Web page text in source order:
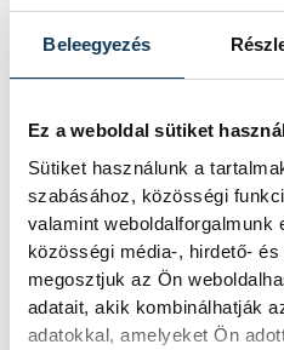
Beleegyezés
Ez a weboldal sütiket
Sütiket használunk a
szabásához, közösségi
valamint weboldalforgalmunk
közösségi média-, hirdető-
megosztjuk az Ön
adatait, akik kombinálhatják
adatokkal, amelyeket Ön
Sipos Adrián
Imre
Palasics Kristóf
Nagy Benedek
Bartucz László